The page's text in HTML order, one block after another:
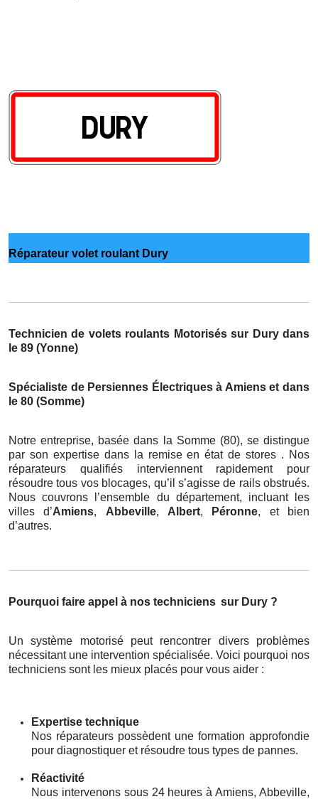
Réparateur volet roulant Dury
Technicien de volets roulants Motorisés sur Dury dans
le 89 (Yonne)
Spécialiste de Persiennes Électriques à Amiens et dans
le 80 (Somme)
Notre entreprise, basée dans la Somme (80), se distingue
par son expertise dans la remise en état de stores . Nos
réparateurs qualifiés interviennent rapidement pour
résoudre tous vos blocages, qu’il s’agisse de rails obstrués.
Nous couvrons l’ensemble du département, incluant les
villes d’Amiens, Abbeville, Albert, Péronne, et bien
d’autres.
Pourquoi faire appel à nos techniciens sur Dury ?
Un système motorisé peut rencontrer divers problèmes
nécessitant une intervention spécialisée. Voici pourquoi nos
techniciens sont les mieux placés pour vous aider :
Expertise technique
Nos réparateurs possèdent une formation approfondie
pour diagnostiquer et résoudre tous types de pannes.
Réactivité
Nous intervenons sous 24 heures à Amiens, Abbeville,